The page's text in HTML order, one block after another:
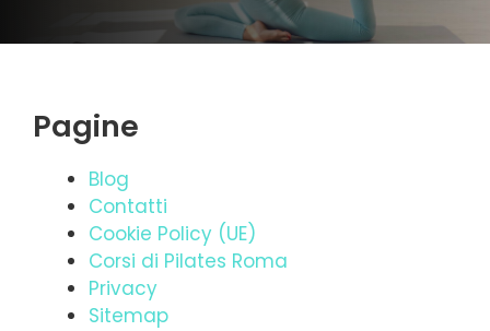
Pagine
Blog
Contatti
Cookie Policy (UE)
Corsi di Pilates Roma
Privacy
Sitemap